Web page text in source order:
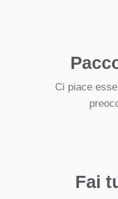
Ci piace
Fai